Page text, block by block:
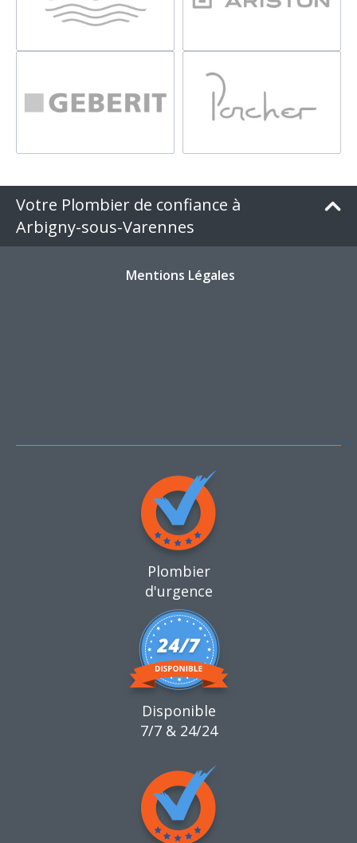
Votre Plombier de confiance à
Arbigny-sous-Varennes
Mentions Légales
Plombier
d'urgence
Disponible
7/7 & 24/24